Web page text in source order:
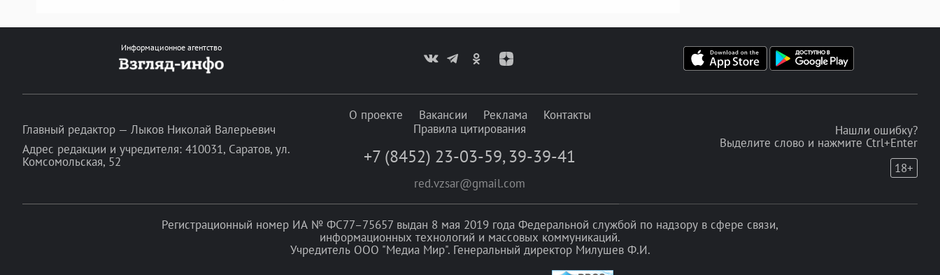
Информационное агентство
Главный редактор — Лыков Николай Валерьевич
Адрес редакции и учредителя: 410031, Саратов, ул.
Комсомольская, 52
О проекте Вакансии Реклама
Контакты
Правила цитирования
+7 (8452) 23-03-59, 39-39-41
red.vzsar@gmail.com
Нашли ошибку?
Выделите слово и нажмите Ctrl+Enter
18+
Регистрационный номер ИА № ФС77–75657 выдан 8 мая 2019 года Федеральной службой по надзору в сфере связи,
информационных технологий и массовых коммуникаций.
Учредитель ООО "Медиа Мир". Генеральный директор Милушев Ф.И.